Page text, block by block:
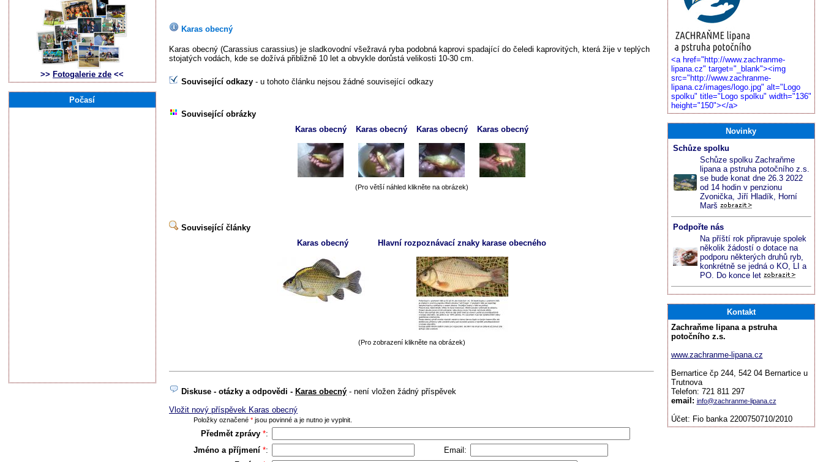
Karas obecný
Karas obecný (Carassius carassius) je sladkovodní všežravá ryba podobná kaprovi spadající do čeledi kaprovitých, která žije v teplých
stojatých vodách, kde se dožívá přibližně 10 let a obvykle dorůstá velikosti 10-30 cm.
Související odkazy - u tohoto článku nejsou žádné související odkazy
Související obrázky
Karas obecný
Karas obecný Karas obecný Karas obecný
(Pro větší náhled klikněte na obrázek)
Související články
Karas obecný
Hlavní rozpoznávací znaky karase obecného
(Pro zobrazení klikněte na obrázek)
Diskuse - otázky a odpovědi - Karas obecný - není vložen žádný příspěvek
Vložit nový příspěvek Karas obecný
Položky označené *jsou povinné a je nutno je vyplnit.
Předmět zprávy *:
Jméno a příjmení *:
Email:
>> Fotogalerie zde <<
Počasí
<a href="http://www.zachranme-
lipana.cz" target="_blank"><img
src="http://www.zachranme-
lipana.cz/images/logo.jpg" alt="Logo
spolku" title="Logo spolku" width="136"
height="150"></a>
Novinky
Schůze spolku
Schůze spolku Zachraňme
lipana a pstruha potočního z.s.
se bude konat dne 26.3 2022
od 14 hodin v penzionu
Zvonička, Jiří Hladík, Horní
Marš
Podpořte nás
Na příští rok připravuje spolek
několik žádostí o dotace na
podporu některých druhů ryb,
konkrétně se jedná o KO, LI a
PO. Do konce let
Kontakt
Zachraňme lipana a pstruha
potočního z.s.
www.zachranme-lipana.cz
Bernartice čp 244, 542 04 Bernartice u
Trutnova
Telefon: 721 811 297
email: info@zachranme-lipana.cz
Účet: Fio banka 2200750710/2010